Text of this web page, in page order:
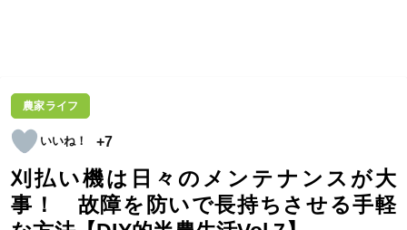
農家ライフ
+7
刈払い機は日々のメンテナンスが大
事！ 故障を防いで長持ちさせる手軽